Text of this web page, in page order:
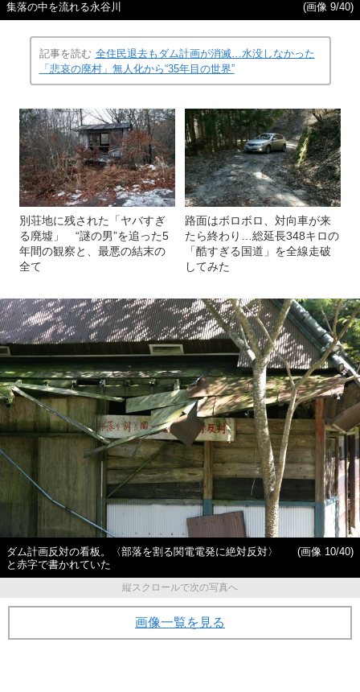
集落の中を流れる永谷川 (画像 9/40)
記事を読む 全住民退去もダム計画が消滅…水没しなかった
「悲哀の廃村」無人化から“35年目の世界”
別荘地に残された「ヤバすぎ
る廃墟」 “謎の男”を追った5
年間の観察と、最悪の結末の
全て
路面はボロボロ、対向車が来
たら終わり…総延長348キロの
「酷すぎる国道」を全線走破
してみた
ダム計画反対の看板。〈部落を割る関電電発に絶対反対〉
と赤字で書かれていた
(画像 10/40)
縦スクロールで次の写真へ
画像一覧を見る